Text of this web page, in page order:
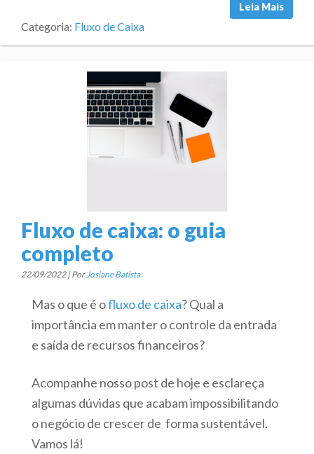
Leia Mais
Categoria: Fluxo de Caixa
Fluxo de caixa: o guia
completo
22/09/2022 | PorJosiane Batista
Mas o que é ofluxo de caixa? Qual a
importância em manter o controle da entrada
e saída de recursos financeiros?
Acompanhe nosso post de hoje e esclareça
algumas dúvidas que acabam impossibilitando
o negócio de crescer de forma sustentável.
Vamos lá!